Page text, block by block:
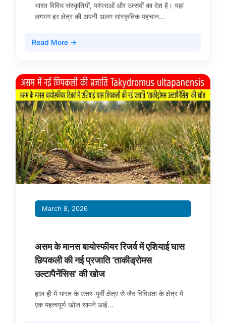
भारत विविध संस्कृतियों, परंपराओं और उत्सवों का देश है। यहां
लगभग हर क्षेत्र की अपनी अलग सांस्कृतिक पहचान…
Read More →
March 8, 2026
असम के मानस बायोस्फीयर रिजर्व में एशियाई घास
छिपकली की नई प्रजाति ‘ताकीड्रोमस
उल्टापैनेंसिस’ की खोज
हाल ही में भारत के उत्तर–पूर्वी क्षेत्र से जैव विविधता के क्षेत्र में
एक महत्वपूर्ण खोज सामने आई…